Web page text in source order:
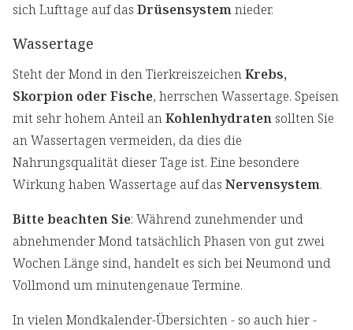
sich Lufttage auf das Drüsensystemnieder.
Wassertage
Steht der Mond in den TierkreiszeichenKrebs,
Skorpion oder Fische, herrschen Wassertage. Speisen
mit sehr hohem Anteil anKohlenhydraten sollten Sie
an Wassertagen vermeiden, da dies die
Nahrungsqualität dieser Tage ist. Eine besondere
Wirkung haben Wassertage auf das Nervensystem.
Bitte beachten Sie: Während zunehmender und
abnehmender Mond tatsächlich Phasen von gut zwei
Wochen Länge sind, handelt es sich bei Neumond und
Vollmond um minutengenaue Termine.
In vielen Mondkalender-Übersichten - so auch hier -